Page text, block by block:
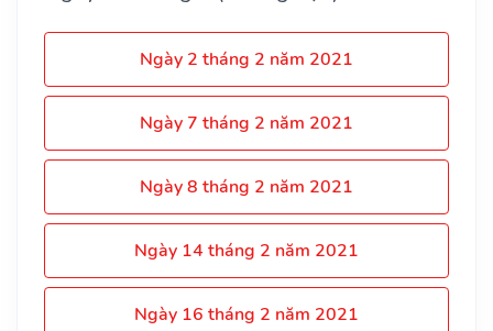
Ngày 2 tháng 2 năm 2021
Ngày 7 tháng 2 năm 2021
Ngày 8 tháng 2 năm 2021
Ngày 14 tháng 2 năm 2021
Ngày 16 tháng 2 năm 2021